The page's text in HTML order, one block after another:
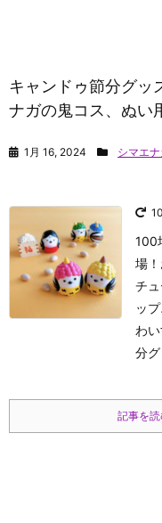
キャンドゥ節分グ
ナガの鬼コス、ぬい
1月 16, 2024 シマエ
100
場
チ
ッ
わ
分
記事を